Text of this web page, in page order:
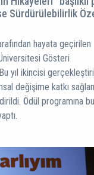
Sürdürülebilirlik
hayata geçirilen
Gösteri
yıl ikincisi
değişime katkı
Ödül programına